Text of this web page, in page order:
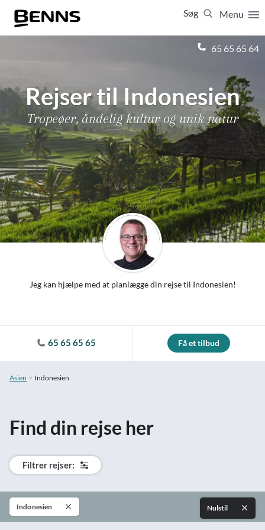
Menu
Søg
65 65 65 64
Rejser til Indonesien
Tropeøer, åndelig kultur og unik natur
Jeg kan hjælpe med at planlægge din rejse til Indonesien!
65 65 65 65 Få et tilbud
Asien Indonesien
Find din rejse her
Filtrer rejser:
Indonesien Nulstil
Luk
Vis resultater for: Alle
Ferierejser
Firma- og temarejser
Studierejser